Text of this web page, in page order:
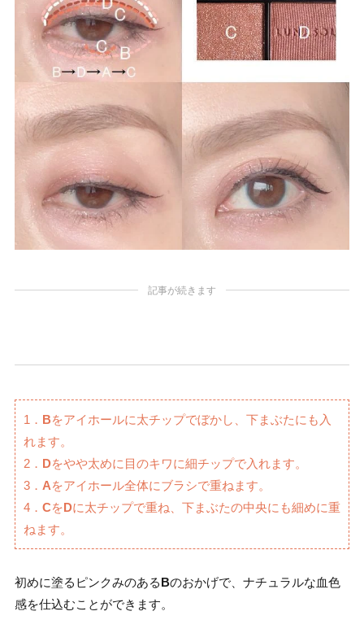
記事が続きます
1． Bをアイホールに太チップでぼかし、下まぶたにも入
れます。
2． Dをやや太めに目のキワに細チップで入れます。
3． Aをアイホール全体にブラシで重ねます。
4． CをDに太チップで重ね、下まぶたの中央にも細めに重
ねます。
初めに塗るピンクみのあるBのおかげで、ナチュラルな血色
感を仕込むことができます。